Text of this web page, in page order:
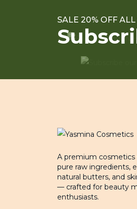
SALE 20% OFF ALL
A premium
pure raw ingredients,
natural butters, and
— crafted for beauty
enthusiasts.